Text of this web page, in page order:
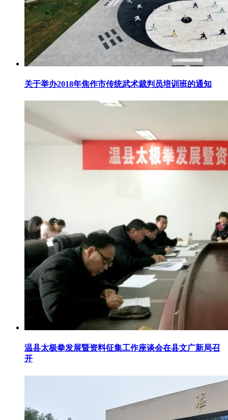
关于举办2018年焦作市传统武术裁判员培训班的通知
温县太极拳发展暨资料征集工作座谈会在县文广新局召
开